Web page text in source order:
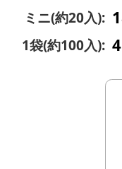
ミニ(約20入):
1袋(約100入):